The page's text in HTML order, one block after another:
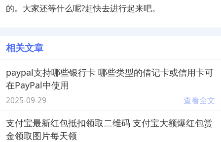
的。大家还等什么呢?赶快去进行起来吧。
相关文章
paypal支持哪些银行卡 哪些类型的借记卡或信用卡可
在PayPal中使用
2025-09-29 查看全文
支付宝最新红包抵扣领取二维码 支付宝大额爆红包赏
金领取图片每天领